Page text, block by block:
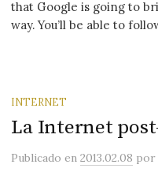
that Google is going to
way. You’ll be able to
INTERNET
La Internet
Publicadoen2013.02.08